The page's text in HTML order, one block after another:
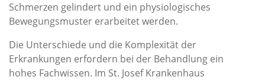
Schmerzen gelindert und ein physiologisches
Bewegungsmuster erarbeitet werden.
Die Unterschiede und die Komplexität der
Erkrankungen erfordern bei der Behandlung ein
hohes Fachwissen. Im St. Josef Krankenhaus